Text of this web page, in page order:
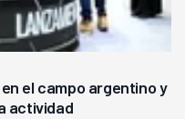
el campo argentino y
actividad